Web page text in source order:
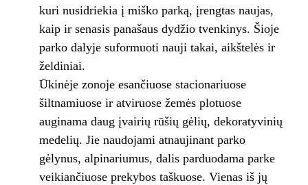
kuri nusidriekia į miško parką, įrengtas naujas,
kaip ir senasis panašaus dydžio tvenkinys. Šioje
parko dalyje suformuoti nauji takai, aikštelės ir
želdiniai.
Ūkinėje zonoje esančiuose stacionariuose
šiltnamiuose ir atviruose žemės plotuose
auginama daug įvairių rūšių gėlių, dekoratyvinių
medelių. Jie naudojami atnaujinant parko
gėlynus, alpinariumus, dalis parduodama parke
veikiančiuose prekybos taškuose. Vienas iš jų